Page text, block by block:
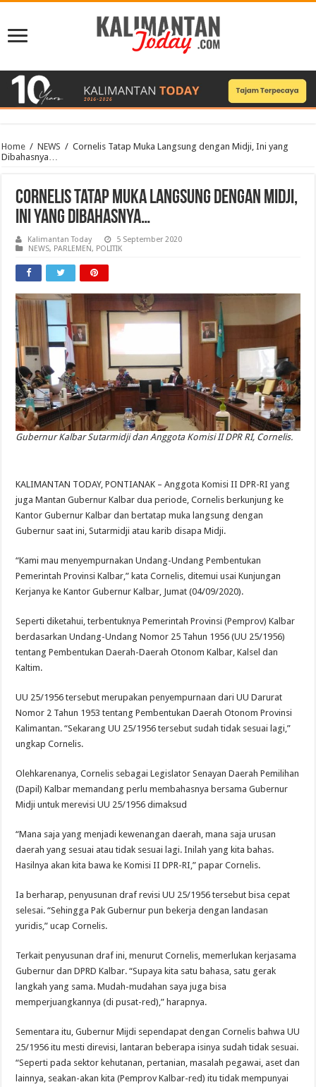
Home / NEWS / Cornelis Tatap Muka Langsung dengan Midji, Ini yang
Dibahasnya…
Cornelis Tatap Muka Langsung dengan Midji,
Ini yang Dibahasnya…
Kalimantan Today
5 September 2020
NEWS, PARLEMEN, POLITIK
Gubernur Kalbar Sutarmidji dan Anggota Komisi II DPR RI, Cornelis.
KALIMANTAN TODAY, PONTIANAK – Anggota Komisi II DPR-RI yang
juga Mantan Gubernur Kalbar dua periode, Cornelis berkunjung ke
Kantor Gubernur Kalbar dan bertatap muka langsung dengan
Gubernur saat ini, Sutarmidji atau karib disapa Midji.
“Kami mau menyempurnakan Undang-Undang Pembentukan
Pemerintah Provinsi Kalbar,” kata Cornelis, ditemui usai Kunjungan
Kerjanya ke Kantor Gubernur Kalbar, Jumat (04/09/2020).
Seperti diketahui, terbentuknya Pemerintah Provinsi (Pemprov) Kalbar
berdasarkan Undang-Undang Nomor 25 Tahun 1956 (UU 25/1956)
tentang Pembentukan Daerah-Daerah Otonom Kalbar, Kalsel dan
Kaltim.
UU 25/1956 tersebut merupakan penyempurnaan dari UU Darurat
Nomor 2 Tahun 1953 tentang Pembentukan Daerah Otonom Provinsi
Kalimantan. “Sekarang UU 25/1956 tersebut sudah tidak sesuai lagi,”
ungkap Cornelis.
Olehkarenanya, Cornelis sebagai Legislator Senayan Daerah Pemilihan
(Dapil) Kalbar memandang perlu membahasnya bersama Gubernur
Midji untuk merevisi UU 25/1956 dimaksud
“Mana saja yang menjadi kewenangan daerah, mana saja urusan
daerah yang sesuai atau tidak sesuai lagi. Inilah yang kita bahas.
Hasilnya akan kita bawa ke Komisi II DPR-RI,” papar Cornelis.
Ia berharap, penyusunan draf revisi UU 25/1956 tersebut bisa cepat
selesai. “Sehingga Pak Gubernur pun bekerja dengan landasan
yuridis,” ucap Cornelis.
Terkait penyusunan draf ini, menurut Cornelis, memerlukan kerjasama
Gubernur dan DPRD Kalbar. “Supaya kita satu bahasa, satu gerak
langkah yang sama. Mudah-mudahan saya juga bisa
memperjuangkannya (di pusat-red),” harapnya.
Sementara itu, Gubernur Mijdi sependapat dengan Cornelis bahwa UU
25/1956 itu mesti direvisi, lantaran beberapa isinya sudah tidak sesuai.
“Seperti pada sektor kehutanan, pertanian, masalah pegawai, aset dan
lainnya, seakan-akan kita (Pemprov Kalbar-red) itu tidak mempunyai